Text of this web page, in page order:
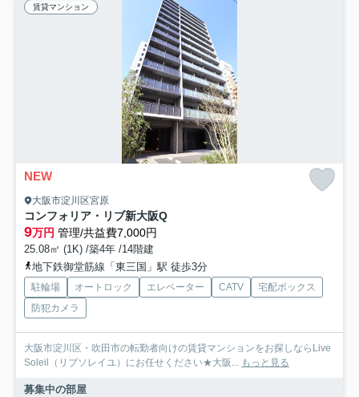
賃貸マンション
NEW
大阪市淀川区宮原
コンフォリア・リブ新大阪Q
9万円 管理/共益費7,000円
25.08㎡ (1K) /築4年 /14階建
地下鉄御堂筋線「東三国」駅 徒歩3分
駐輪場 オートロック エレベーター CATV
宅配ボックス
防犯カメラ
大阪市淀川区・吹田市の転勤者向けの賃貸マンションをお探しならLive
Soleil（リブソレイユ）にお任せください★大阪... もっと見る
募集中の部屋